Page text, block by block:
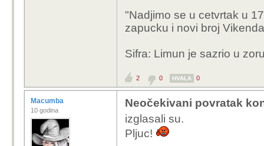
"Nadjimo se u cetvrtak u
zapucku i novi broj
Sifra: Limun je sazrio u
2 0 HVALA 0
Macumba
10 godina
Neočekivani povratak
izglasali su.
Pljuc!